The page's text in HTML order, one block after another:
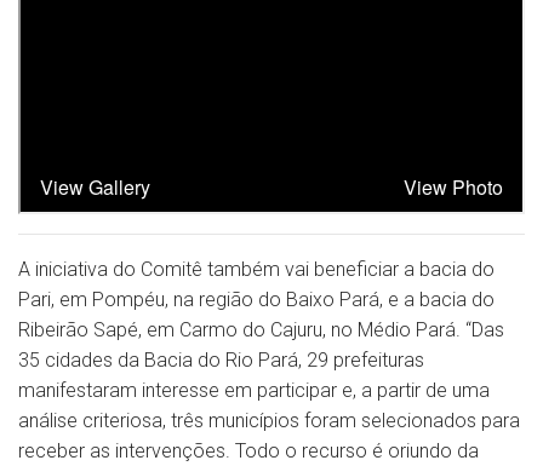
A iniciativa do Comitê também vai beneficiar a bacia do
Pari, em Pompéu, na região do Baixo Pará, e a bacia do
Ribeirão Sapé, em Carmo do Cajuru, no Médio Pará. “Das
35 cidades da Bacia do Rio Pará, 29 prefeituras
manifestaram interesse em participar e, a partir de uma
análise criteriosa, três municípios foram selecionados para
receber as intervenções. Todo o recurso é oriundo da